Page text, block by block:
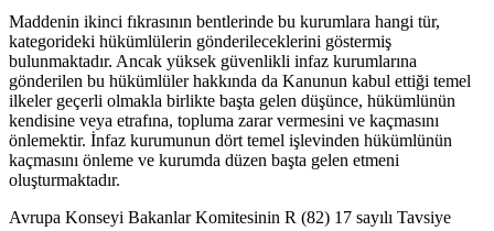
Maddenin ikinci fıkrasının bentlerinde bu kurumlara hangi tür,
kategorideki hükümlülerin gönderileceklerini göstermiş
bulunmaktadır. Ancak yüksek güvenlikli infaz kurumlarına
gönderilen bu hükümlüler hakkında da Kanunun kabul ettiği temel
ilkeler geçerli olmakla birlikte başta gelen düşünce, hükümlünün
kendisine veya etrafına, topluma zarar vermesini ve kaçmasını
önlemektir. İnfaz kurumunun dört temel işlevinden hükümlünün
kaçmasını önleme ve kurumda düzen başta gelen etmeni
oluşturmaktadır.
Avrupa Konseyi Bakanlar Komitesinin R (82) 17 sayılı Tavsiye